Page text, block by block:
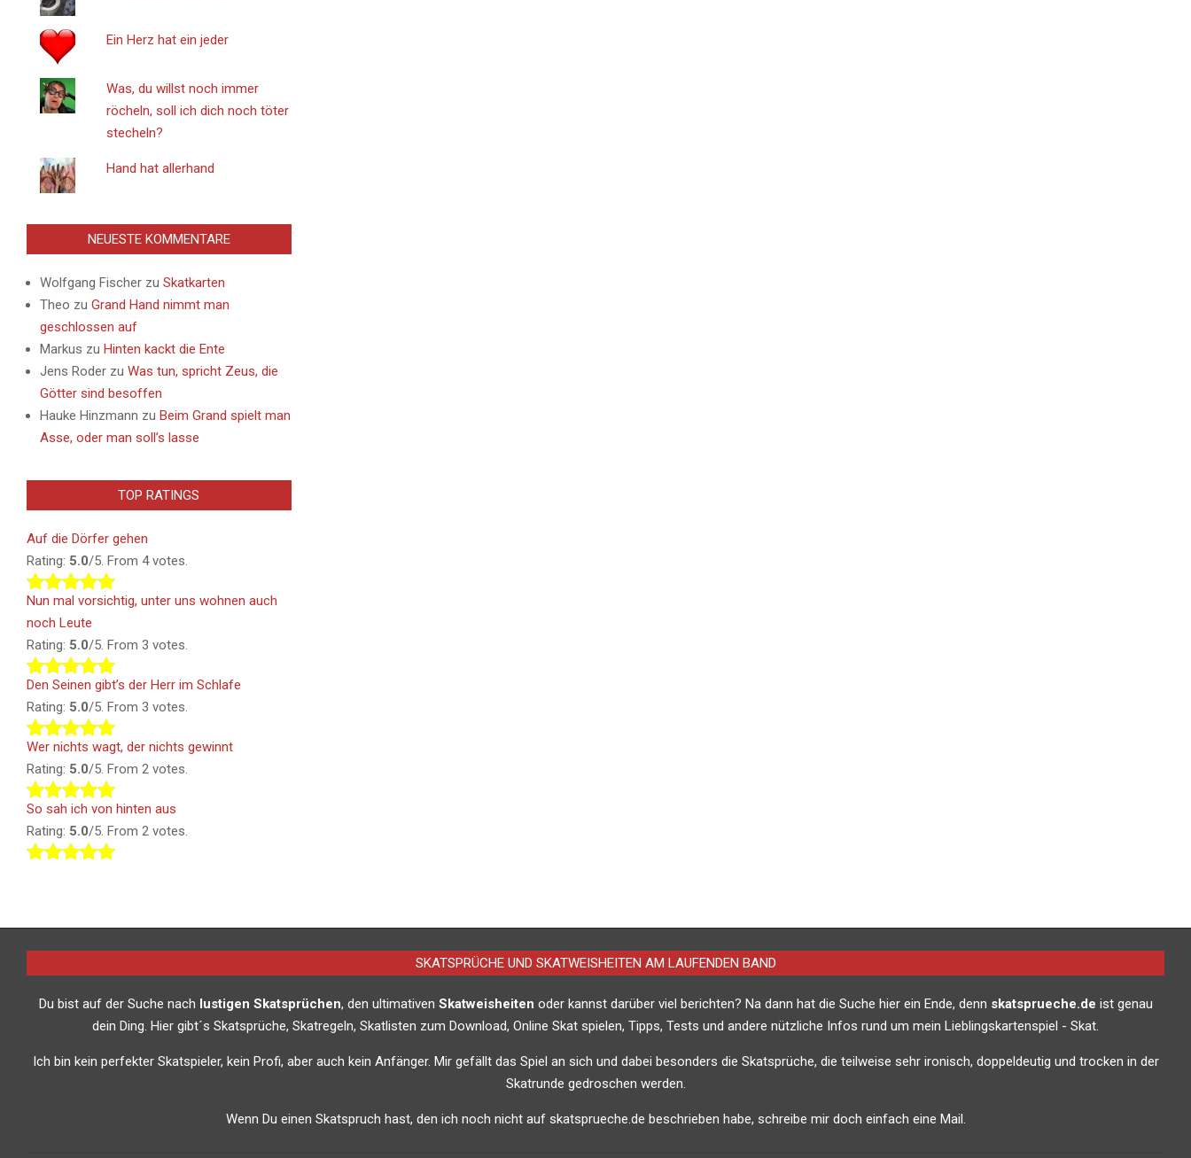
Ein Herz hat ein jeder
Was, du willst noch immer
röcheln, soll ich dich noch töter
stecheln?
Hand hat allerhand
NEUESTE KOMMENTARE
Wolfgang Fischer zu Skatkarten
Theo zu Grand Hand nimmt man
geschlossen auf
Markus zu Hinten kackt die Ente
Jens Roder zu Was tun, spricht Zeus, die
Götter sind besoffen
Hauke Hinzmann zu Beim Grand spielt man
Asse, oder man soll’s lasse
TOP RATINGS
Auf die Dörfer gehen
Rating: 5.0/5. From 4 votes.
Nun mal vorsichtig, unter uns wohnen auch
noch Leute
Rating: 5.0/5. From 3 votes.
Den Seinen gibt’s der Herr im Schlafe
Rating: 5.0/5. From 3 votes.
Wer nichts wagt, der nichts gewinnt
Rating: 5.0/5. From 2 votes.
So sah ich von hinten aus
Rating: 5.0/5. From 2 votes.
SKATSPRÜCHE UND SKATWEISHEITEN AM LAUFENDEN BAND
Du bist auf der Suche nach lustigen Skatsprüchen, den ultimativen Skatweisheiten oder kannst darüber viel berichten? Na dann hat die Suche hier ein Ende, denn skatsprueche.de ist genau
dein Ding. Hier gibt´s Skatsprüche, Skatregeln, Skatlisten zum Download, Online Skat spielen, Tipps, Tests und andere nützliche Infos rund um mein Lieblingskartenspiel - Skat.
Ich bin kein perfekter Skatspieler, kein Profi, aber auch kein Anfänger. Mir gefällt das Spiel an sich und dabei besonders die Skatsprüche, die teilweise sehr ironisch, doppeldeutig und trocken in der
Skatrunde gedroschen werden.
Wenn Du einen Skatspruch hast, den ich noch nicht auf skatsprueche.de beschrieben habe, schreibe mir doch einfach eine Mail.